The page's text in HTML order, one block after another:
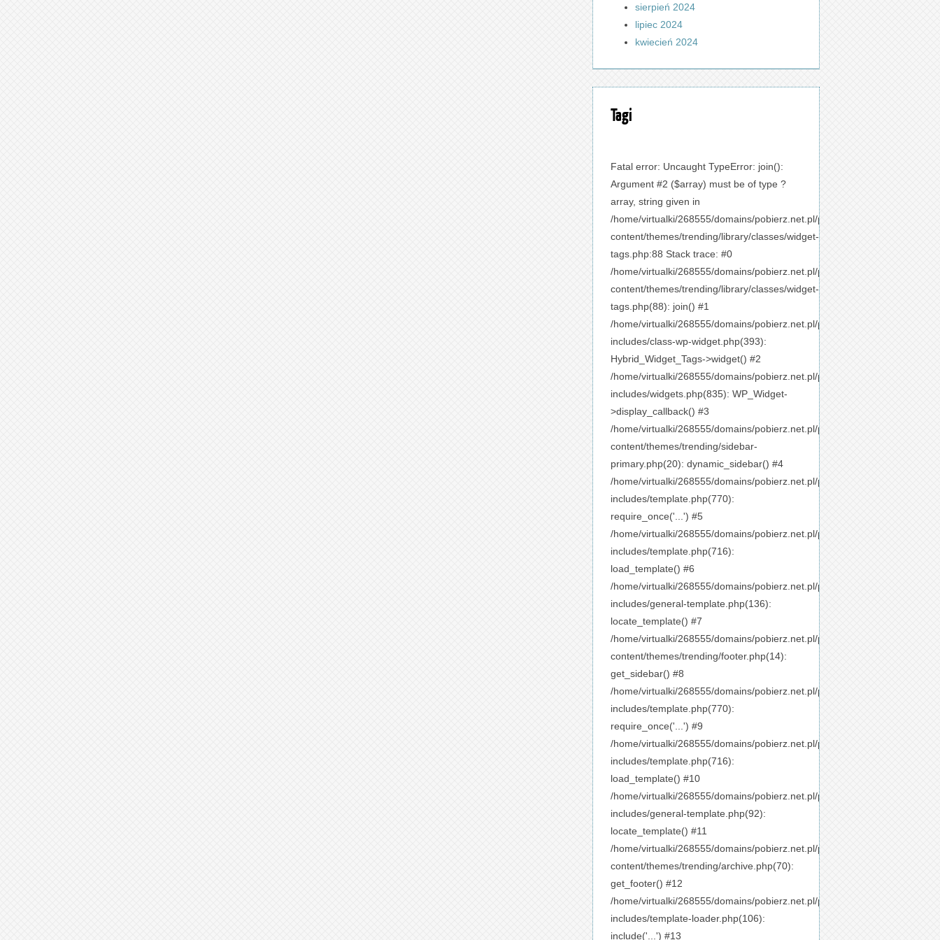
sierpień 2024
lipiec 2024
kwiecień 2024
Tagi
Fatal error: Uncaught TypeError: join():
Argument #2 ($array) must be of type ?
array, string given in
/home/virtualki/268555/domains/pobierz.net.pl/public_html/wp-
content/themes/trending/library/classes/widget-
tags.php:88 Stack trace: #0
/home/virtualki/268555/domains/pobierz.net.pl/public_html/wp-
content/themes/trending/library/classes/widget-
tags.php(88): join() #1
/home/virtualki/268555/domains/pobierz.net.pl/public_html/wp-
includes/class-wp-widget.php(393):
Hybrid_Widget_Tags->widget() #2
/home/virtualki/268555/domains/pobierz.net.pl/public_html/wp-
includes/widgets.php(835): WP_Widget-
>display_callback() #3
/home/virtualki/268555/domains/pobierz.net.pl/public_html/wp-
content/themes/trending/sidebar-
primary.php(20): dynamic_sidebar() #4
/home/virtualki/268555/domains/pobierz.net.pl/public_html/wp-
includes/template.php(770):
require_once('...') #5
/home/virtualki/268555/domains/pobierz.net.pl/public_html/wp-
includes/template.php(716):
load_template() #6
/home/virtualki/268555/domains/pobierz.net.pl/public_html/wp-
includes/general-template.php(136):
locate_template() #7
/home/virtualki/268555/domains/pobierz.net.pl/public_html/wp-
content/themes/trending/footer.php(14):
get_sidebar() #8
/home/virtualki/268555/domains/pobierz.net.pl/public_html/wp-
includes/template.php(770):
require_once('...') #9
/home/virtualki/268555/domains/pobierz.net.pl/public_html/wp-
includes/template.php(716):
load_template() #10
/home/virtualki/268555/domains/pobierz.net.pl/public_html/wp-
includes/general-template.php(92):
locate_template() #11
/home/virtualki/268555/domains/pobierz.net.pl/public_html/wp-
content/themes/trending/archive.php(70):
get_footer() #12
/home/virtualki/268555/domains/pobierz.net.pl/public_html/wp-
includes/template-loader.php(106):
include('...') #13